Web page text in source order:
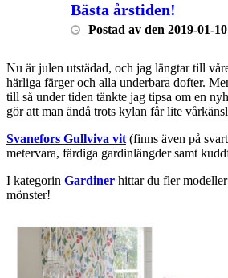
Bästa årstiden!
Postad av den 2019-01-
Nu är julen utstädad, och jag längtar till
härliga färger och alla underbara dofter.
till så under tiden tänkte jag tipsa om en
gör att man ändå trots kylan får lite
Svanefors Gullviva vit(finns även på
metervara, färdiga gardinlängder samt
I kategorin Gardiner hittar du fler
mönster!